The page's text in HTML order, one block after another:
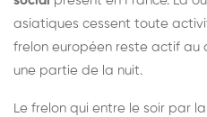
asiatiques cessent toute
frelon européen reste actif au
une partie de la nuit.
Le frelon qui entre le soir par